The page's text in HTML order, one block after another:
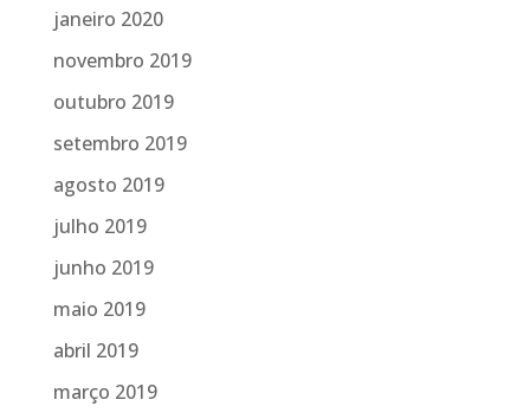
janeiro 2020
novembro 2019
outubro 2019
setembro 2019
agosto 2019
julho 2019
junho 2019
maio 2019
abril 2019
março 2019